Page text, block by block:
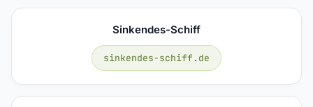
Sinkendes-Schiff
sinkendes-schiff.de